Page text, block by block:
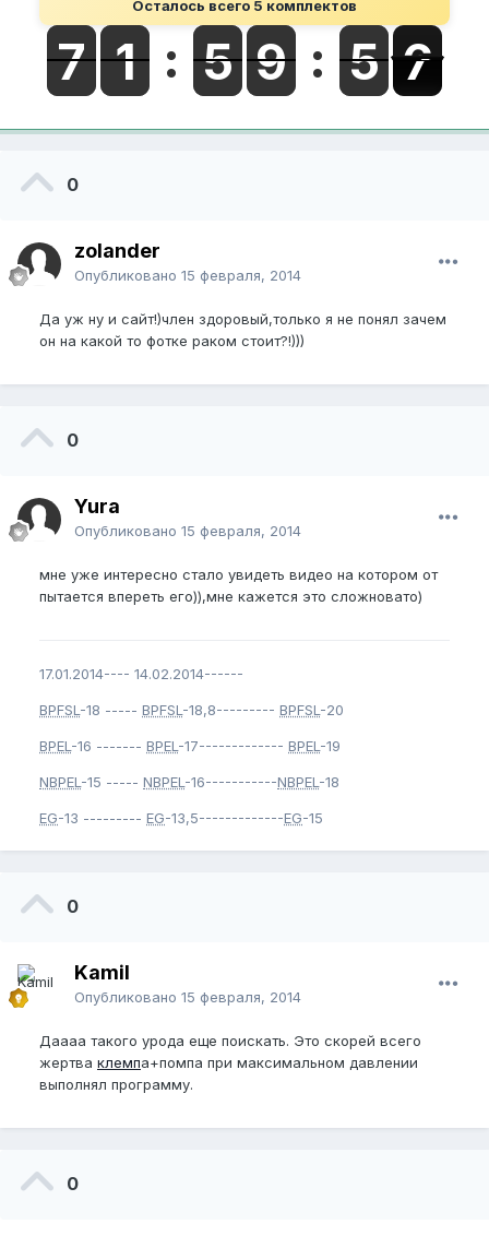
Осталось всего 5 комплектов
0
zolander
Опубликовано 15 февраля, 2014
Да уж ну и сайт!)член здоровый,только я не понял зачем
он на какой то фотке раком стоит?!)))
0
Yura
Опубликовано 15 февраля, 2014
мне уже интересно стало увидеть видео на котором от
пытается впереть его)),мне кажется это сложновато)
17.01.2014---- 14.02.2014------
BPFSL -18 ----- BPFSL -18,8--------- BPFSL -20
BPEL -16 ------- BPEL -17------------- BPEL -19
NBPEL -15 ----- NBPEL -16-----------NBPEL -18
EG-13 --------- EG-13,5-------------EG-15
0
Kamil
Опубликовано 15 февраля, 2014
Даааа такого урода еще поискать. Это скорей всего
жертва клемпа+помпа при максимальном давлении
выполнял программу.
0